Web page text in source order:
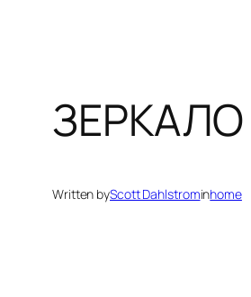
Written byScott Dahlstrominhome